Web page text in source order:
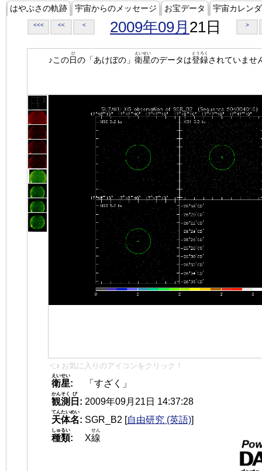
はやぶさの軌跡 宇宙からのメッセージ お宝データ 宇宙カレン
<<< << < 2009年09月 21日 >
♪この日
ひ
の「あけぼの」 衛星
えいせい
のデータは登録
とうろく
されていませ
👈 お気に入りのアイコンをクリック！
衛星
えいせい
:
「すざく」
観測
かんそく
日
び
: 2009年09月21日 14:37:28
天体名
てんたいめい
: SGR_B2 [自由研究 (英語)]
種類
しゅるい
: X線
せん